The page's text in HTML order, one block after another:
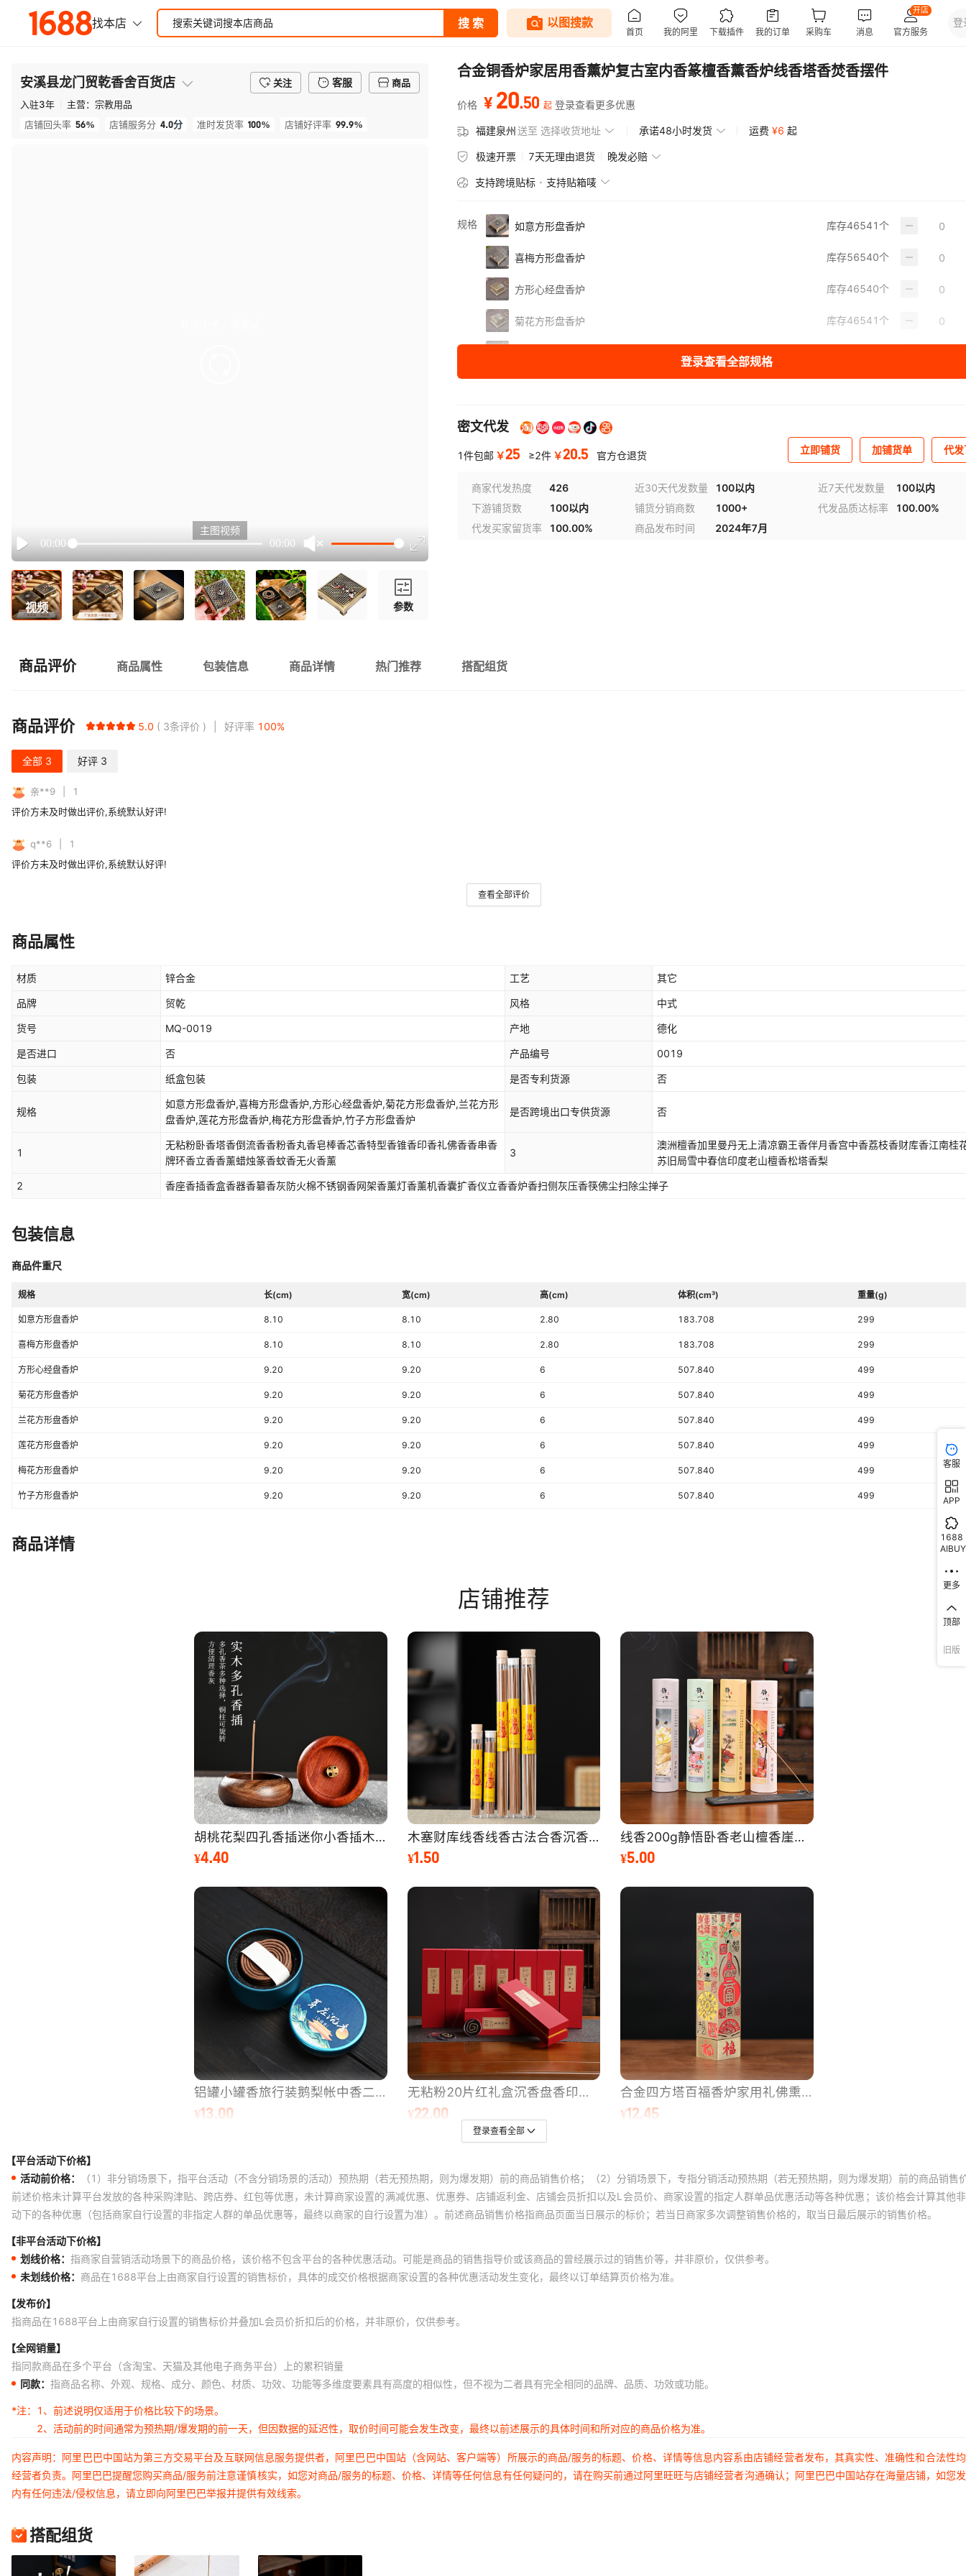
安溪县龙门贸乾香舍百货店 关注 客服
商品
入驻3年 主营： 宗教用品
店铺回头率 56% 店铺服务分 4.0分 准时发货率 100% 店铺好评率 99.9%
Play
00:00 00:00
主图视频
视频 参数
合金铜香炉家居用香薰炉复古室内香篆檀香薰香炉线香塔香焚香摆件
价格 ¥ 20.50 起 登录查看更多优惠
福建泉州送至 选择收货地址 承诺48小时发货 运费 ¥6 起
极速开票 7天无理由退货 晚发必赔
支持跨境贴标 支持贴箱唛
规格 如意方形盘香炉 库存46541个
喜梅方形盘香炉 库存56540个
方形心经盘香炉 库存46540个
菊花方形盘香炉 库存46541 个
竹子方形盘香炉 库存 55541个
登录查看全部规格
密文代发
1件包邮 ￥25 ≥2件 ￥20.5 官方仓退货 立即铺货 加铺货单 代
商家代发热度 426 近30天代发数量 100以内 近7天代发数量
100以内
下游铺货数
100以内 铺货分销商数 1000+ 代发品质达标率
100.00%
代发买家留货率
100.00% 商品发布时间 2024年7月
商品评价 商品属性 包装信息 商品详情 热门推荐 搭配组货
商品评价 5.0 3条评价 好评率 100%
全部 3 好评 3
亲**9
1
评价方未及时做出评价,系统默认好评!
q**6
1
评价方未及时做出评价,系统默认好评!
查看全部评价
商品属性
材质 锌合金 工艺 其它
品牌 贸乾 风格 中式
货号 MQ-0019 产地 德化
是否进口 否 产品编号 0019
包装 纸盒包装 是否专利货源 否
规格
如意方形盘香炉,喜梅方形盘香炉,方形心经盘香炉,菊花方形盘香炉,兰花方形
盘香炉,莲花方形盘香炉,梅花方形盘香炉,竹子方形盘香炉
是否跨境出口专供货源 否
1
无粘粉卧香塔香倒流香香粉香丸香皂棒香芯香特型香锥香印香礼佛香香串香
牌环香立香香薰蜡烛篆香蚊香无火香薰
3
澳洲檀香加里曼丹无上清凉霸王香伴月香宫中香荔枝香财库香江南桂
苏旧局雪中春信印度老山檀香松塔香梨
2 香座香插香盒香器香纂香灰防火棉不锈钢香网架香薰灯香薰机香囊扩香仪立香香炉香扫侧灰压香筷佛尘扫除尘掸子
包装信息
商品件重尺
规格 长(cm) 宽(cm) 高(cm) 体积(cm³) 重量(g)
如意方形盘香炉 8.10 8.10 2.80 183.708 299
喜梅方形盘香炉 8.10 8.10 2.80 183.708 299
方形心经盘香炉 9.20 9.20 6 507.840 499
菊花方形盘香炉 9.20 9.20 6 507.840 499
兰花方形盘香炉 9.20 9.20 6 507.840 499
莲花方形盘香炉 9.20 9.20 6 507.840 499
梅花方形盘香炉 9.20 9.20 6 507.840 499
竹子方形盘香炉 9.20 9.20 6 507.840 499
商品详情
登录查看全部
【平台活动下价格】
活动前价格：
（1）非分销场景下，指平台活动（不含分销场景的活动）预热期（若无预热期，则为爆发期）前的商品销售价格；（2）分销场景下，专指分销活动预热期（若无预热期，则为爆发期）前的商品销售
前述价格未计算平台发放的各种采购津贴、跨店券、红包等优惠，未计算商家设置的满减优惠、优惠券、店铺返利金、店铺会员折扣以及L会员价、商家设置的指定人群单品优惠活动等各种优惠；该价格会计算其他
动下的各种优惠（包括商家自行设置的非指定人群的单品优惠等，最终以商家的自行设置为准）。前述商品销售价格指商品页面当日展示的标价；若当日商家多次调整销售价格的，取当日最后展示的销售价格。
【非平台活动下价格】
划线价格： 指商家自营销活动场景下的商品价格，该价格不包含平台的各种优惠活动。可能是商品的销售指导价或该商品的曾经展示过的销售价等，并非原价，仅供参考。
未划线价格： 商品在1688平台上由商家自行设置的销售标价，具体的成交价格根据商家设置的各种优惠活动发生变化，最终以订单结算页价格为准。
【发布价】
指商品在1688平台上由商家自行设置的销售标价并叠加L会员价折扣后的价格，并非原价，仅供参考。
【全网销量】
指同款商品在多个平台（含淘宝、天猫及其他电子商务平台）上的累积销量
同款： 指商品名称、外观、规格、成分、颜色、材质、功效、功能等多维度要素具有高度的相似性，但不视为二者具有完全相同的品牌、品质、功效或功能。
*注：
1、前述说明仅适用于价格比较下的场景。
2、活动前的时间通常为预热期/爆发期的前一天，但因数据的延迟性，取价时间可能会发生改变，最终以前述展示的具体时间和所对应的商品价格为准。
内容声明：阿里巴巴中国站为第三方交易平台及互联网信息服务提供者，阿里巴巴中国站（含网站、客户端等）所展示的商品/服务的标题、价格、详情等信息内容系由店铺经营者发布，其真实性、准确性和合法性
经营者负责。阿里巴巴提醒您购买商品/服务前注意谨慎核实，如您对商品/服务的标题、价格、详情等任何信息有任何疑问的，请在购买前通过阿里旺旺与店铺经营者沟通确认；阿里巴巴中国站存在海量店铺，如您
内有任何违法/侵权信息，请立即向阿里巴巴举报并提供有效线索。
搭配组货
客服
APP
1688
AIBUY
更多
顶部
旧版